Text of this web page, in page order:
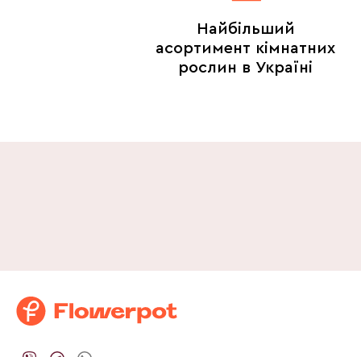
Найбільший
асортимент кімнатних
рослин в Україні